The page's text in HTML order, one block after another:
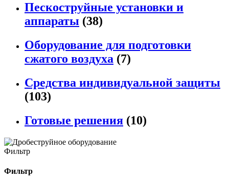
Пескоструйные установки и
аппараты (38)
Оборудование для подготовки
сжатого воздуха (7)
Средства индивидуальной защиты
(103)
Готовые решения (10)
Фильтр
Фильтр